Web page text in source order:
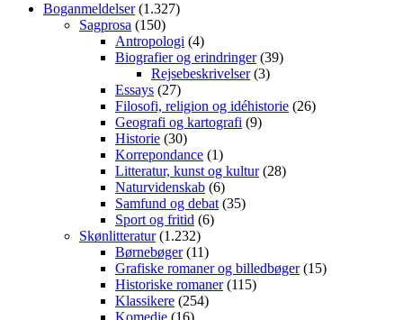
Boganmeldelser(1.327)
Sagprosa (150)
Antropologi (4)
Biografier og erindringer(39)
Rejsebeskrivelser(3)
Essays (27)
Filosofi, religion og idéhistorie (26)
Geografi og kartografi (9)
Historie (30)
Korrepondance (1)
Litteratur, kunst og kultur(28)
Naturvidenskab (6)
Samfund og debat (35)
Sport og fritid (6)
Skønlitteratur(1.232)
Børnebøger(11)
Grafiske romaner og billedbøger(15)
Historiske romaner(115)
Klassikere (254)